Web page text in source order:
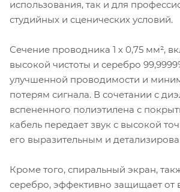
использования, так и для
студийных и сценических условий.
Сечение проводника 1 х 0,75 мм²,
высокой чистоты и серебро
улучшенной проводимости и
потерям сигнала. В сочетании с
вспененного полиэтилена с
кабель передает звук с высокой
его выразительным и
Кроме того, спиральный экран,
серебро, эффективно защищает от